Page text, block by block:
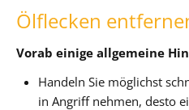
Ölflecken
Vorab einige allgemeine
Handeln Sie möglichst
in Angriff nehmen, desto